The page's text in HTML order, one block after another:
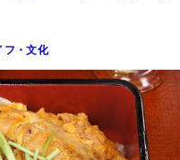
フ・文化